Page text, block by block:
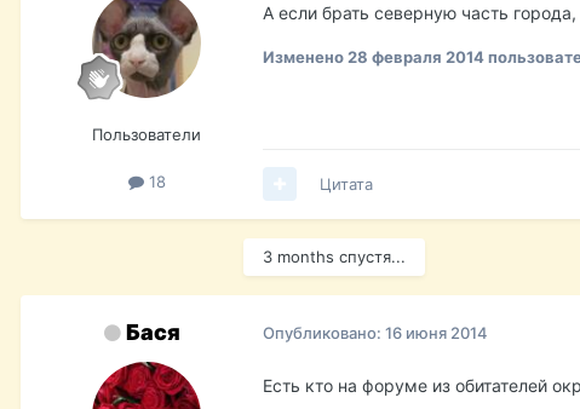
Пользователи
18
А если брать северную часть
Изменено 28 февраля 2014
Цитата
3 months спустя...
Бася Опубликовано: 16 июня 2014
Есть кто на форуме из обитателей